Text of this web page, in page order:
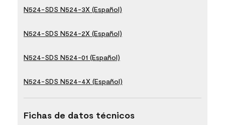
N524-SDS N524-3X (Español)
N524-SDS N524-2X (Español)
N524-SDS N524-01 (Español)
N524-SDS N524-4X (Español)
Fichas de datos técnicos